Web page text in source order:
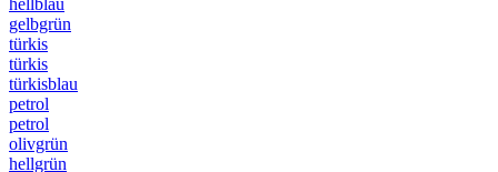
hellblau
gelbgrün
türkis
türkis
türkisblau
petrol
petrol
olivgrün
hellgrün